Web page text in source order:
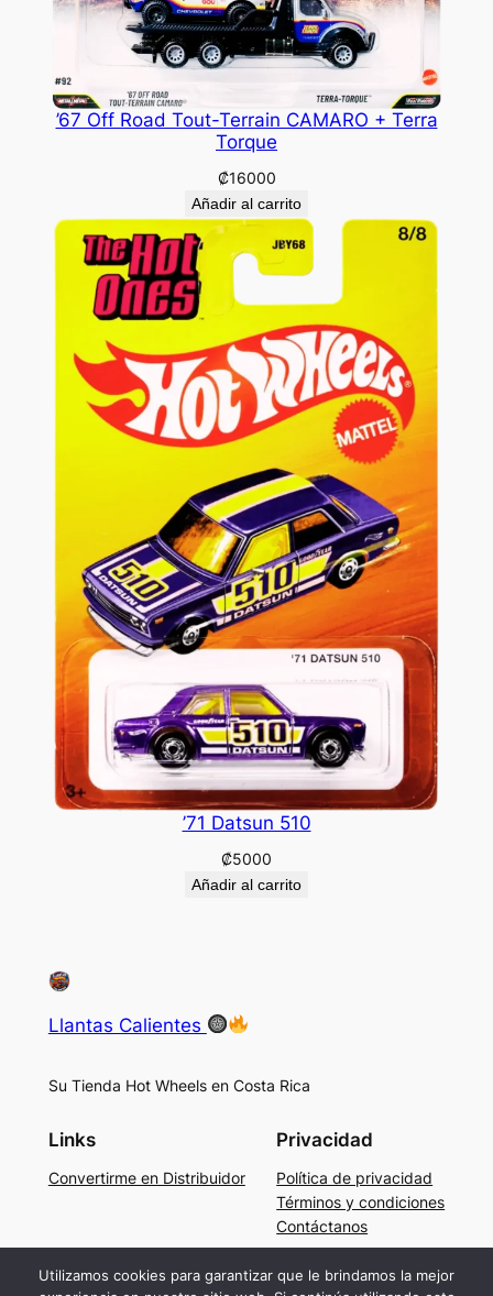
’67 Off Road Tout-Terrain CAMARO + Terra
Torque
₡16000
Añadir al carrito
’71 Datsun 510
₡5000
Añadir al carrito
Llantas Calientes
Su Tienda Hot Wheels en Costa Rica
Links
Convertirme en Distribuidor
Privacidad
Política de privacidad
Términos y condiciones
Contáctanos
Social
Utilizamos cookies para garantizar que le brindamos la mejor